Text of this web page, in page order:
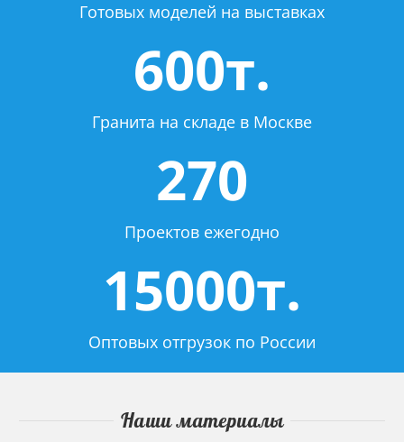
Готовых моделей на выставках
600т.
Гранита на складе в Москве
270
Проектов ежегодно
15000т.
Оптовых отгрузок по России
Наши материалы